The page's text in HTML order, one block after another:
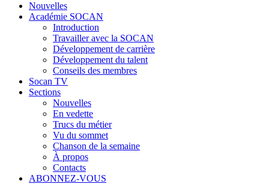
Nouvelles
Académie SOCAN
Introduction
Travailler avec la SOCAN
Développement de carrière
Développement du talent
Conseils des membres
Socan TV
Sections
Nouvelles
En vedette
Trucs du métier
Vu du sommet
Chanson de la semaine
À propos
Contacts
ABONNEZ-VOUS